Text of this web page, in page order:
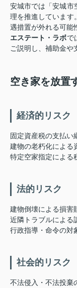
安城市では「安城市
理を推進しています
遇措置が外れる可能
エステート・ラボで
ご説明し、補助金や
空き家を放置
経済的リスク
固定資産税の支払い
建物の老朽化による
特定空家指定による
法的リスク
建物倒壊による損害
近隣トラブルによる
行政指導・命令の対
社会的リスク
不法侵入・不法投棄